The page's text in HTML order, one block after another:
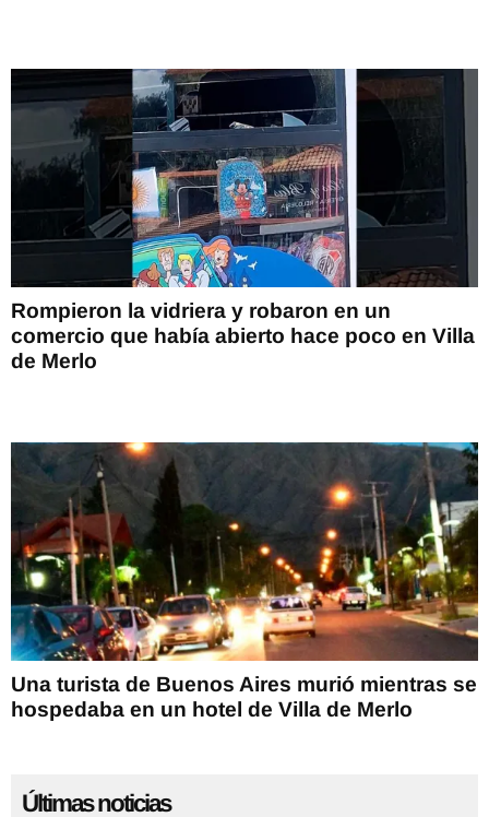
Rompieron la vidriera y robaron en un
comercio que había abierto hace poco en Villa
de Merlo
Una turista de Buenos Aires murió mientras se
hospedaba en un hotel de Villa de Merlo
Últimas noticias